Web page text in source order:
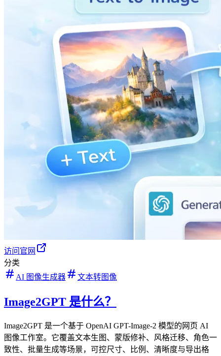
访问官网
分类
AI 图像生成器
文本转图像
Image2GPT 是什么？
Image2GPT 是一个基于 OpenAI GPT-Image-2 模型的网页 AI
图像工作室。它覆盖文本生图、蒙版修补、风格迁移、角色一
致性、批量生成等场景，可控尺寸、比例、清晰度与导出格